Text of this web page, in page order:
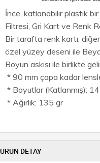
İnce, katlanabilir plastik
Filtresi, Gri Kart ve Renk
Bir tarafta renk kartı,
özel yüzey deseni ile
Boyun askısı ile birlikte
* 90 mm çapa kadar
* Boyutlar (Katlanmış):
* Ağırlık: 135 gr
ÜRÜN DETAY